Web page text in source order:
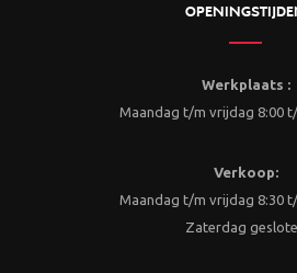
Werkplaats :
Maandag t/m vrijdag 8:00
Verkoop:
Maandag t/m vrijdag 8:30
Zaterdag